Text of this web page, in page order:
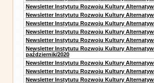
Newsletter Instytutu Rozwoju Kultury
Newsletter Instytutu Rozwoju Kultury
Newsletter Instytutu Rozwoju Kultury
Newsletter Instytutu Rozwoju Kultury
Newsletter Instytutu Rozwoju Kultury
Newsletter Instytutu Rozwoju Kultury
październik/2020
Newsletter Instytutu Rozwoju Kultury
Newsletter Instytutu Rozwoju Kultury
Newsletter Instytutu Rozwoju Kultury